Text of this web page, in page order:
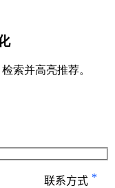
索并高亮推荐。
联系方式 *